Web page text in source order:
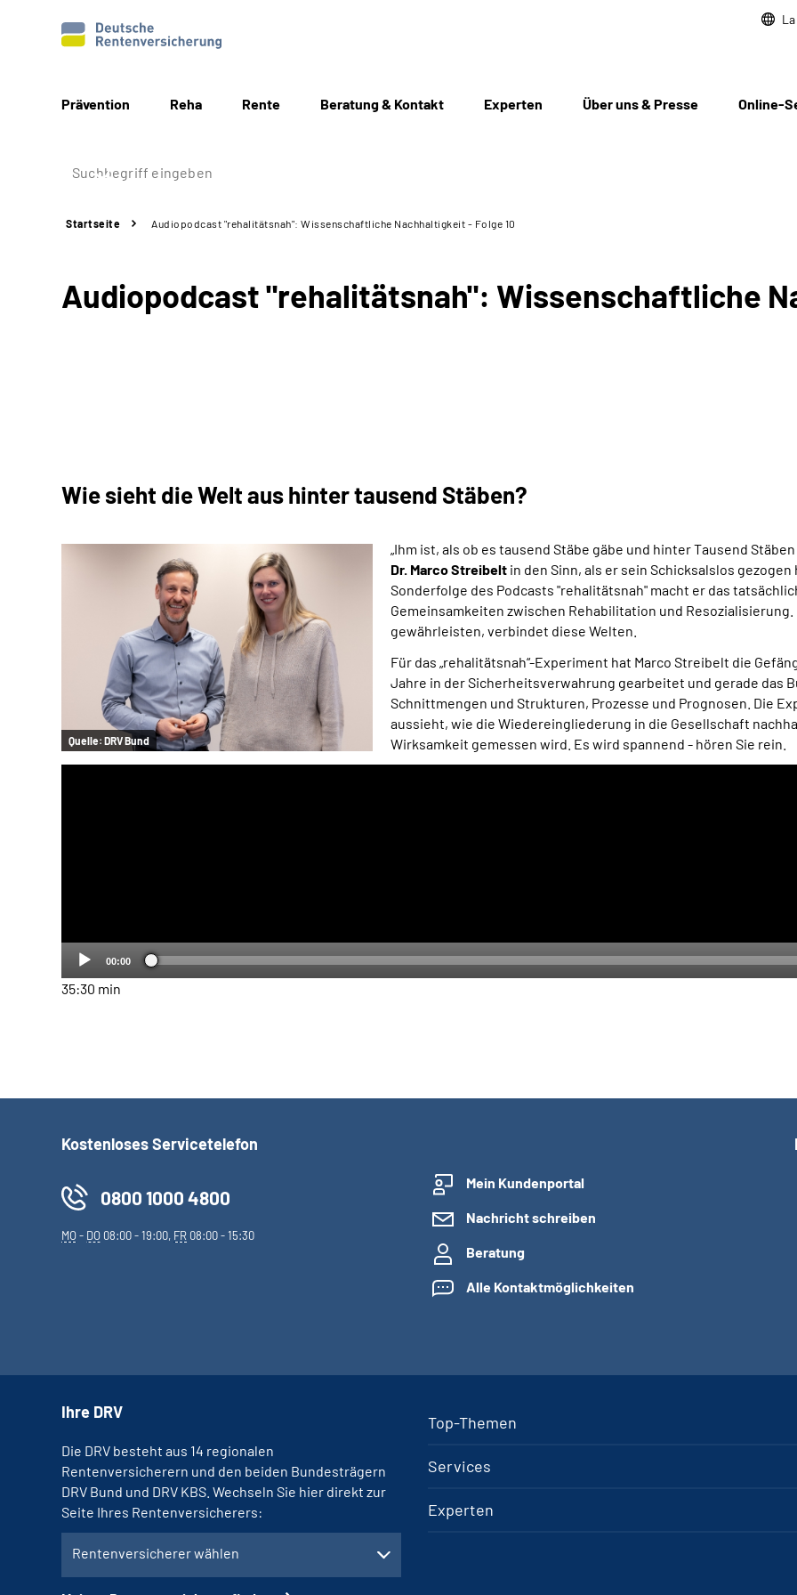
Prävention Reha Rente Beratung & Kontakt Experten Über uns & Presse Online-
Startseite Audiopodcast "rehalitätsnah": Wissenschaftliche Nachhaltigkeit - Folge 10
Audiopodcast "rehalitätsnah": Wissenschaftliche
Wie sieht die Welt aus hinter tausend Stäben?
Quelle: DRV Bund
„Ihm ist, als ob es tausend Stäbe gäbe und hinter Tausend
Dr. Marco Streibelt in den Sinn, als er sein Schicksalslos
Sonderfolge des Podcasts "rehalitätsnah" macht er das
Gemeinsamkeiten zwischen Rehabilitation und
gewährleisten, verbindet diese Welten.
Für das „rehalitätsnah“-Experiment hat Marco Streibelt die
Jahre in der Sicherheitsverwahrung gearbeitet und gerade das
Schnittmengen und Strukturen, Prozesse und Prognosen. Die
aussieht, wie die Wiedereingliederung in die Gesellschaft
Wirksamkeit gemessen wird. Es wird spannend - hören Sie rein.
00:00
35:30 min
Kostenloses Servicetelefon
0800 1000 4800
MO- DO 08:00 - 19:00, FR 08:00 - 15:30
Mein Kundenportal
Nachricht schreiben
Beratung
Alle Kontaktmöglichkeiten
Top-Themen
Services
Experten
Ihre DRV
Die DRV besteht aus 14 regionalen
Rentenversicherern und den beiden Bundesträgern
DRV Bund und DRV KBS. Wechseln Sie hier direkt zur
Seite Ihres Rentenversicherers:
Rentenversicherer wählen